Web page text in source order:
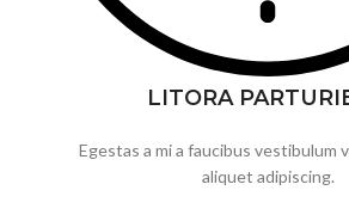
LITORA
Egestas a mi a faucibus vestibulum
aliquet adipiscing.